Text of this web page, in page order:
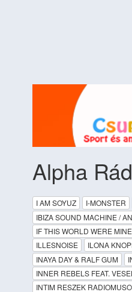
Alpha
I AM SOYUZ I-MONSTER
IBIZA SOUND MACHINE /
IF THIS WORLD WERE
ILLESNOISE
ILONA
INAYA DAY & RALF GUM
INNER REBELS FEAT.
INTIM RESZEK